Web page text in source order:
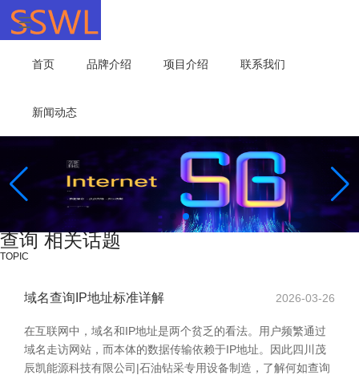
首页 品牌介绍 项目介绍 联系我们
新闻动态
查询 相关话题
TOPIC
域名查询IP地址标准详解 2026-03-26
在互联网中，域名和IP地址是两个贫乏的看法。用户频繁通过
域名走访网站，而本体的数据传输依赖于IP地址。因此四川茂
辰凯能源科技有限公司|石油钻采专用设备制造，了解何如查询